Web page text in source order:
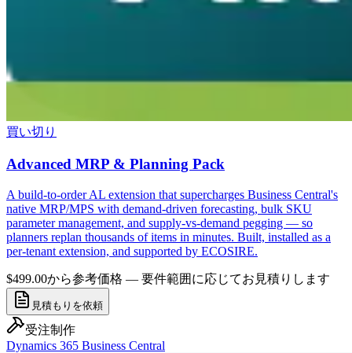
買い切り
Advanced MRP & Planning Pack
A build-to-order AL extension that supercharges Business Central's
native MRP/MPS with demand-driven forecasting, bulk SKU
parameter management, and supply-vs-demand pegging — so
planners replan thousands of items in minutes. Built, installed as a
per-tenant extension, and supported by ECOSIRE.
$499.00から参考価格 — 要件範囲に応じてお見積りします
見積もりを依頼
受注制作
Dynamics 365 Business Central